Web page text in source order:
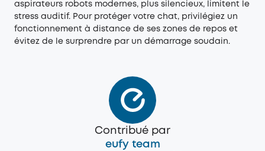
aspirateurs robots modernes, plus silencieux, limitent le
stress auditif. Pour protéger votre chat, privilégiez un
fonctionnement à distance de ses zones de repos et
évitez de le surprendre par un démarrage soudain.
Contribué par
eufy team